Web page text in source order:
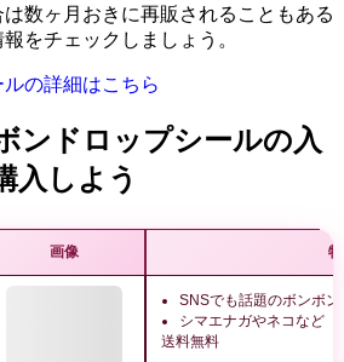
数ヶ月おきに再販されることもある
をチェックしましょう。
の詳細はこちら
ンドロップシールの入
入しよう
画像
SNSでも話題のボンボ
シマエナガやネコなど
送料無料